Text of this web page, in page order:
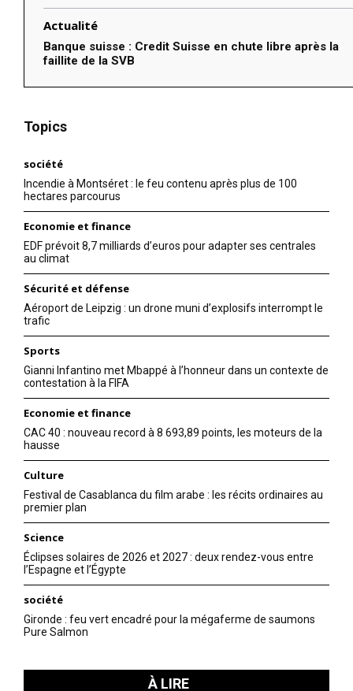
Actualité
Banque suisse : Credit Suisse en chute libre après la
faillite de la SVB
Topics
société
Incendie à Montséret : le feu contenu après plus de 100
hectares parcourus
Economie et finance
EDF prévoit 8,7 milliards d’euros pour adapter ses centrales
au climat
Sécurité et défense
Aéroport de Leipzig : un drone muni d’explosifs interrompt le
trafic
Sports
Gianni Infantino met Mbappé à l’honneur dans un contexte de
contestation à la FIFA
Economie et finance
CAC 40 : nouveau record à 8 693,89 points, les moteurs de la
hausse
Culture
Festival de Casablanca du film arabe : les récits ordinaires au
premier plan
Science
Éclipses solaires de 2026 et 2027 : deux rendez-vous entre
l’Espagne et l’Égypte
société
Gironde : feu vert encadré pour la mégaferme de saumons
Pure Salmon
À LIRE